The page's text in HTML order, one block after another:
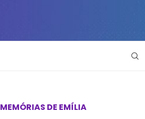
MEMÓRIAS DE EMÍLIA